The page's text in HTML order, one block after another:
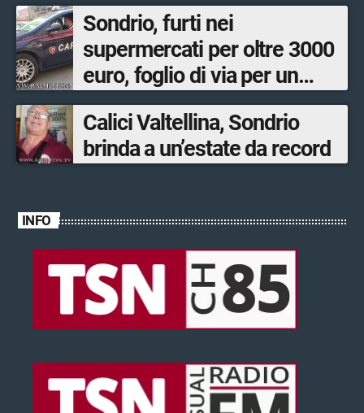
Sondrio, furti nei
supermercati per oltre 3000
euro, foglio di via per un
ventinovenne
Calici Valtellina, Sondrio
brinda a un’estate da record
INFO